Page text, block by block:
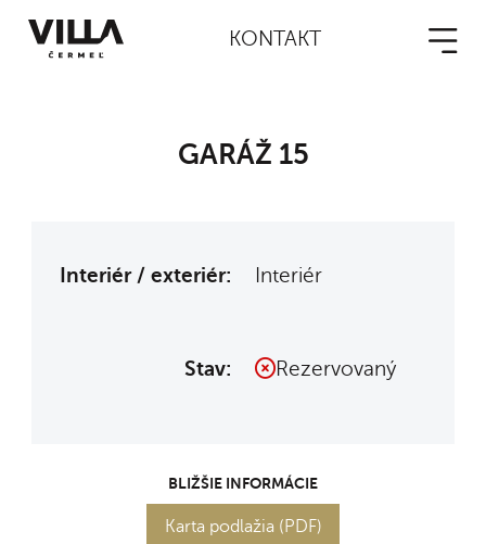
KONTAKT
GARÁŽ 15
Interiér / exteriér: Interiér
Stav: Rezervovaný
BLIŽŠIE INFORMÁCIE
Karta podlažia (PDF)